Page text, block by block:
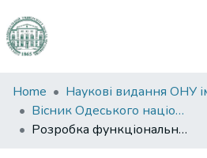
Communities
&
Collections
Home
Вісник Одеського національного університету. Географічні та геологічні науки
Розробка функціональної структурної моделі розвитку абразійно-зсувних схилів на прикладі північно-західного узбережжя Чорного моря